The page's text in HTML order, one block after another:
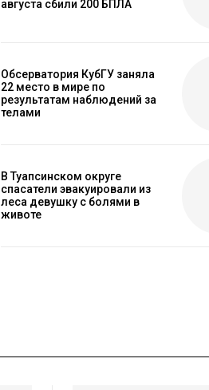
августа сбили 200 БПЛА
Обсерватория КубГУ заняла
22 место в мире по
результатам наблюдений за
телами
В Туапсинском округе
спасатели эвакуировали из
леса девушку с болями в
животе